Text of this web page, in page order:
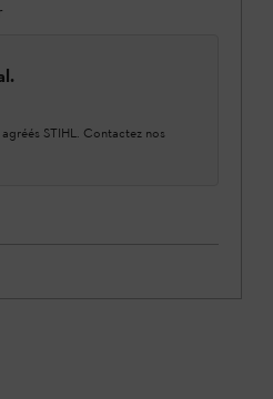
STIHL. Contactez nos